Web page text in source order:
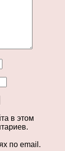
в этом
по email.